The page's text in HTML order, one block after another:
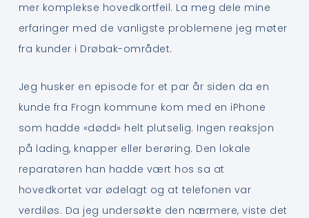
mer komplekse hovedkortfeil. La meg dele mine
erfaringer med de vanligste problemene jeg møter
fra kunder i Drøbak-området.
Jeg husker en episode for et par år siden da en
kunde fra Frogn kommune kom med en iPhone
som hadde «dødd» helt plutselig. Ingen reaksjon
på lading, knapper eller berøring. Den lokale
reparatøren han hadde vært hos sa at
hovedkortet var ødelagt og at telefonen var
verdiløs. Da jeg undersøkte den nærmere, viste det